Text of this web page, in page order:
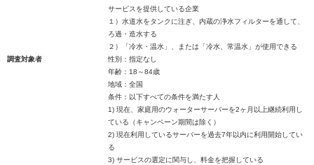
サービスを提供している企業
１）水道水をタンクに注ぎ、内蔵の浄水フィルターを通して、
ろ過・造水する
２）「冷水・温水」、または「冷水、常温水」が使用できる
調査対象者
性別：指定なし
年齢：18～84歳
地域：全国
条件：以下すべての条件を満たす人
1) 現在、家庭用のウォーターサーバーを2ヶ月以上継続利用し
ている（キャンペーン期間は除く）
2) 現在利用しているサーバーを過去7年以内に利用開始してい
る
3) サービスの選定に関与し、料金を把握している